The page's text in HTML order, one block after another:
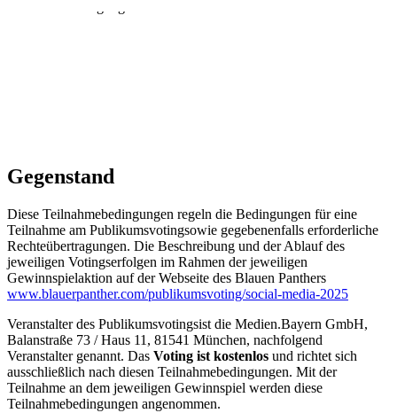
Gegenstand
Diese Teilnahmebedingungen regeln die Bedingungen für eine
Teilnahme am Publikumsvotingsowie gegebenenfalls erforderliche
Rechteübertragungen. Die Beschreibung und der Ablauf des
jeweiligen Votingserfolgen im Rahmen der jeweiligen
Gewinnspielaktion auf der Webseite des Blauen Panthers
www.blauerpanther.com/publikumsvoting/social-media-2025
Veranstalter des Publikumsvotingsist die Medien.Bayern GmbH,
Balanstraße 73 / Haus 11, 81541 München, nachfolgend
Veranstalter genannt. Das Voting ist kostenlos und richtet sich
ausschließlich nach diesen Teilnahmebedingungen. Mit der
Teilnahme an dem jeweiligen Gewinnspiel werden diese
Teilnahmebedingungen angenommen.